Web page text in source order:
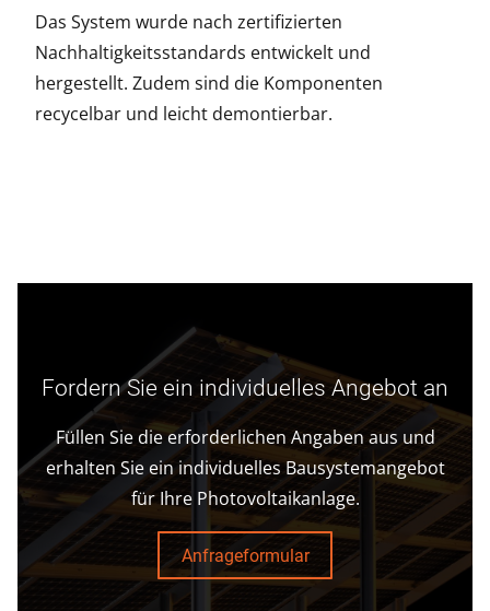
Das System wurde nach zertifizierten
Nachhaltigkeitsstandards entwickelt und
hergestellt. Zudem sind die Komponenten
recycelbar und leicht demontierbar.
Fordern Sie ein individuelles Angebot an
Füllen Sie die erforderlichen Angaben aus und
erhalten Sie ein individuelles Bausystemangebot
für Ihre Photovoltaikanlage.
Anfrageformular